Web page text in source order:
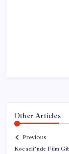
Other Articles
Previous
Kocaeli’nde Film